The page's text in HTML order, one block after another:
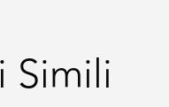
Simili